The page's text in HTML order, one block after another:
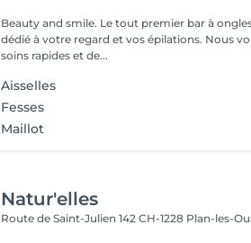
Beauty and smile. Le tout premier bar à
dédié à votre regard et vos épilations. Nous
soins rapides et de...
Aisselles
Fesses
Maillot
Natur'elles
Route de Saint-Julien 142CH-1228 Plan-les-